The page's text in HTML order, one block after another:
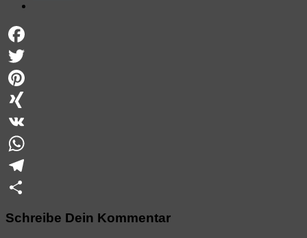
Facebook
Twitter
Pinterest
XING
VK
WhatsApp
Telegram
Schreibe Dein Kommentar